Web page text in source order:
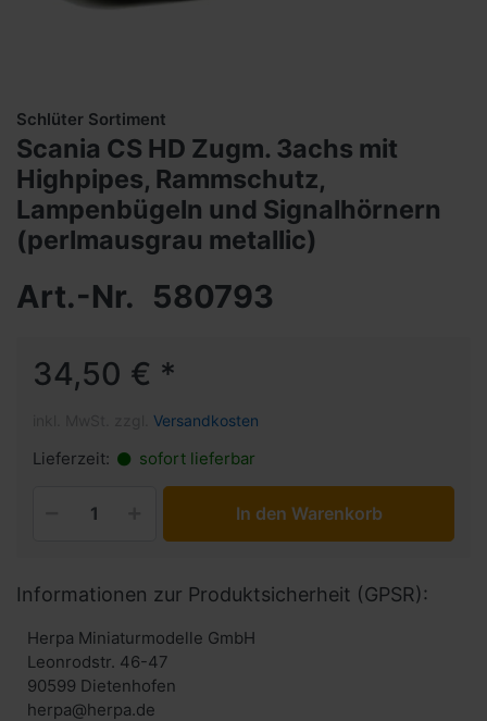
Schlüter Sortiment
Scania CS HD Zugm. 3achs mit
Highpipes, Rammschutz,
Lampenbügeln und Signalhörnern
(perlmausgrau metallic)
Art.-Nr. 580793
34,50 € *
Versandkosten
Lieferzeit: sofort lieferbar
In den Warenkorb
Informationen zur Produktsicherheit (GPSR):
Herpa Miniaturmodelle GmbH
Leonrodstr. 46-47
90599 Dietenhofen
herpa@herpa.de